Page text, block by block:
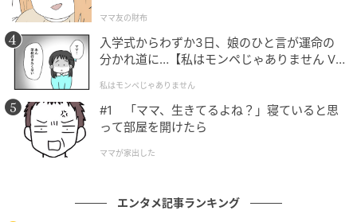
圧倒的な透明感と正統派の美貌を持ちながら、コミカルな役か
らシリアスな役まで憑依したように演じ分ける確かな演技力が
あり、底知れない魅力を感じるから（52歳/男性）
透明感のある佇まいでありながら、役柄によって大胆な一面を
ママ友の財布
入学式からわずか3日、娘のひと言が運命の
分かれ道に…【私はモンペじゃありません Vo
私はモンペじゃありません
#1 「ママ、生きてるよね？」寝ていると思
って部屋を開けたら
ママが家出した
エンタメ記事ランキング